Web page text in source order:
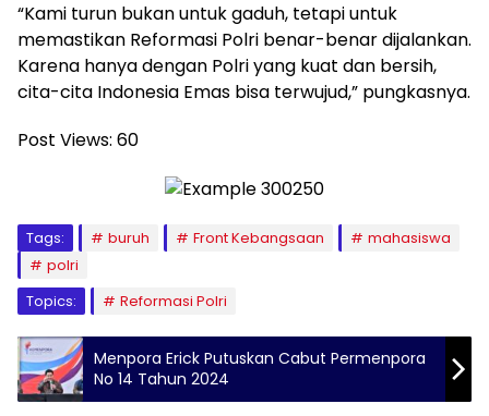
“Kami turun bukan untuk gaduh, tetapi untuk
memastikan Reformasi Polri benar-benar dijalankan.
Karena hanya dengan Polri yang kuat dan bersih,
cita-cita Indonesia Emas bisa terwujud,” pungkasnya.
Post Views: 60
Tags: buruh Front Kebangsaan
mahasiswa
polri
Topics:
Reformasi Polri
Menpora Erick Putuskan Cabut Permenpora
No 14 Tahun 2024